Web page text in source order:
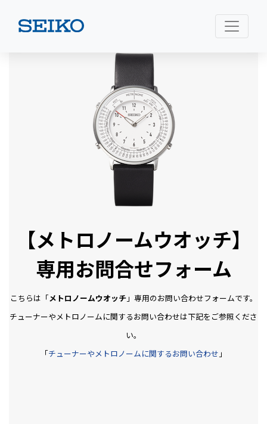
【メトロノームウオッチ】
専用お問合せフォーム
こちらは「 メトロノームウオッチ」専用のお問い合わせフォームです。
チューナーやメトロノームに関するお問い合わせは下記をご参照くださ
い。
「 チューナーやメトロノームに関するお問い合わせ 」